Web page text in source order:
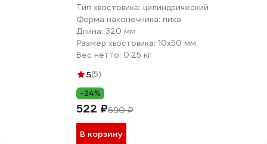
Тип хвостовика: цилиндрический
Форма наконечника: пика
Длина: 320 мм
Размер хвостовика: 10х50 мм
Вес нетто: 0.25 кг
5(5)
-24%
522 ₽690 ₽
В корзину